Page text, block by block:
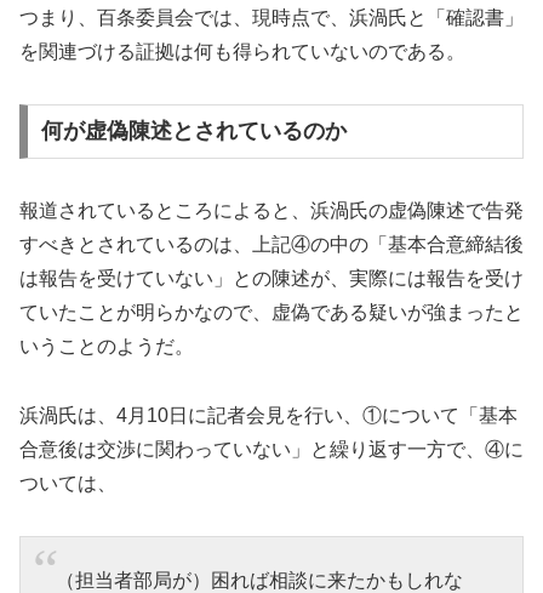
つまり、百条委員会では、現時点で、浜渦氏と「確認書」
を関連づける証拠は何も得られていないのである。
何が虚偽陳述とされているのか
報道されているところによると、浜渦氏の虚偽陳述で告発
すべきとされているのは、上記④の中の「基本合意締結後
は報告を受けていない」との陳述が、実際には報告を受け
ていたことが明らかなので、虚偽である疑いが強まったと
いうことのようだ。
浜渦氏は、4月10日に記者会見を行い、①について「基本
合意後は交渉に関わっていない」と繰り返す一方で、④に
ついては、
（担当者部局が）困れば相談に来たかもしれな